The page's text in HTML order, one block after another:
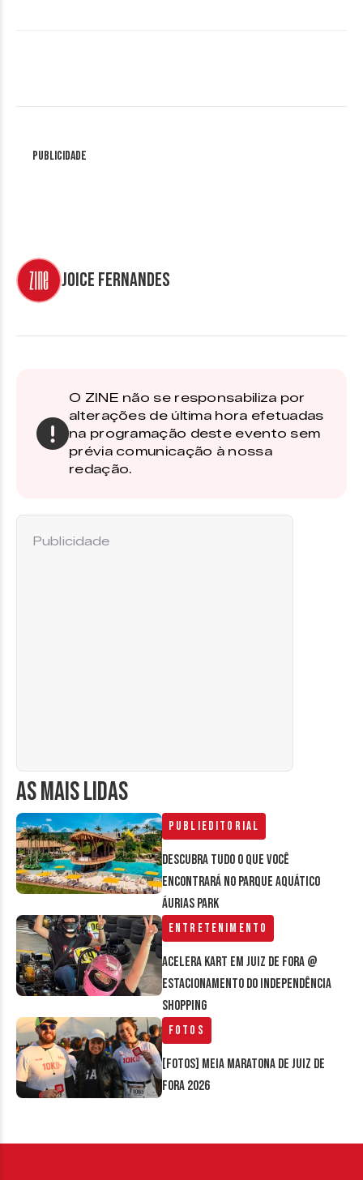
Publicidade
Joice Fernandes
O ZINE não se responsabiliza por
alterações de última hora efetuadas
na programação deste evento sem
prévia comunicação à nossa
redação.
AS MAIS LIDAS
Publieditorial
Descubra tudo o que você
encontrará no parque aquático
Áurias Park
Entretenimento
Acelera Kart em Juiz de Fora @
estacionamento do Independência
Shopping
Fotos
[FOTOS] Meia Maratona de Juiz de
Fora 2026
Publicidade